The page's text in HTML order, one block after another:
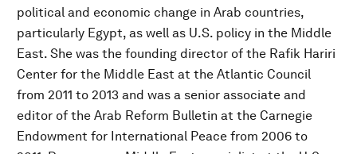
political and economic change in Arab countries,
particularly Egypt, as well as U.S. policy in the Middle
East. She was the founding director of the Rafik Hariri
Center for the Middle East at the Atlantic Council
from 2011 to 2013 and was a senior associate and
editor of the Arab Reform Bulletin at the Carnegie
Endowment for International Peace from 2006 to